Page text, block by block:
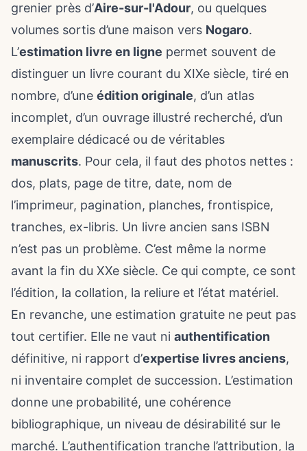
grenier près d’Aire-sur-l'Adour, ou quelques
volumes sortis d’une maison vers Nogaro.
L’estimation livre en ligne permet souvent de
distinguer un livre courant du XIXe siècle, tiré en
nombre, d’une édition originale, d’un atlas
incomplet, d’un ouvrage illustré recherché, d’un
exemplaire dédicacé ou de véritables
manuscrits. Pour cela, il faut des photos nettes :
dos, plats, page de titre, date, nom de
l’imprimeur, pagination, planches, frontispice,
tranches, ex-libris. Un livre ancien sans ISBN
n’est pas un problème. C’est même la norme
avant la fin du XXe siècle. Ce qui compte, ce sont
l’édition, la collation, la reliure et l’état matériel.
En revanche, une estimation gratuite ne peut pas
tout certifier. Elle ne vaut ni authentification
définitive, ni rapport d’expertise livres anciens,
ni inventaire complet de succession. L’estimation
donne une probabilité, une cohérence
bibliographique, un niveau de désirabilité sur le
marché. L’authentification tranche l’attribution, la